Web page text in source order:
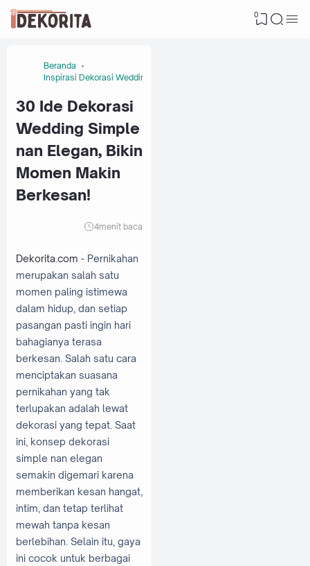
0
Beranda
Inspirasi Dekorasi Wedding
30 Ide Dekorasi
Wedding Simple
nan Elegan, Bikin
Momen Makin
Berkesan!
4menit baca
Dekorita.com - Pernikahan
merupakan salah satu
momen paling istimewa
dalam hidup, dan setiap
pasangan pasti ingin hari
bahagianya terasa
berkesan. Salah satu cara
menciptakan suasana
pernikahan yang tak
terlupakan adalah lewat
dekorasi yang tepat. Saat
ini, konsep dekorasi
simple nan elegan
semakin digemari karena
memberikan kesan hangat,
intim, dan tetap terlihat
mewah tanpa kesan
berlebihan. Selain itu, gaya
ini cocok untuk berbagai